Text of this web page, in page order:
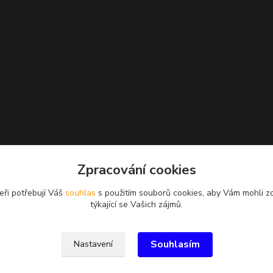
Zpracování cookies
potřebují Váš souhlas s použitím souborů cookies, aby Vám mohli
týkající se Vašich zájmů.
Nastavení Souhlasím